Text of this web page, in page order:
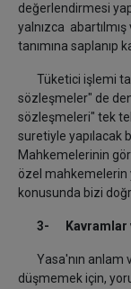
değerlendirmesi
yalnızca abartılmış
tanımına saplanıp
Tüketici işlemi
sözleşmeler" de
sözleşmeleri" tek
suretiyle yapılacak
Mahkemelerinin
özel mahkemelerin
konusunda bizi
3- Kavramlar
Yasa'nın anlam
düşmemek için,